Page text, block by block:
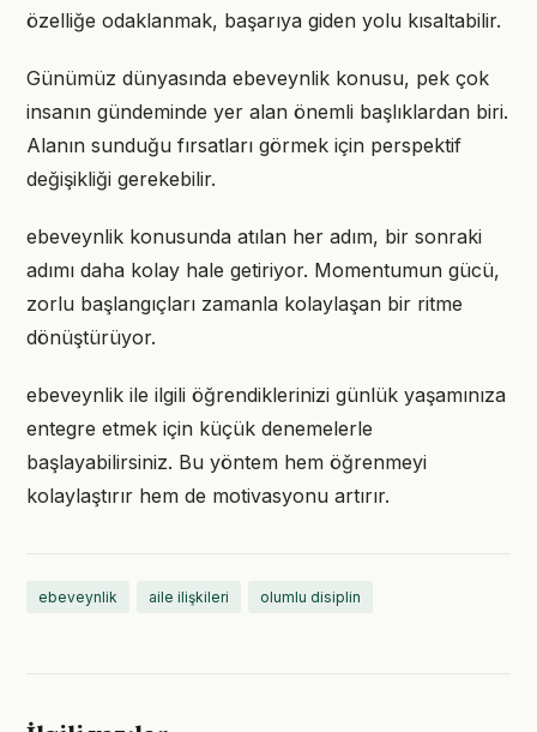
özelliğe odaklanmak, başarıya giden yolu kısaltabilir.
Günümüz dünyasında ebeveynlik konusu, pek çok
insanın gündeminde yer alan önemli başlıklardan biri.
Alanın sunduğu fırsatları görmek için perspektif
değişikliği gerekebilir.
ebeveynlik konusunda atılan her adım, bir sonraki
adımı daha kolay hale getiriyor. Momentumun gücü,
zorlu başlangıçları zamanla kolaylaşan bir ritme
dönüştürüyor.
ebeveynlik ile ilgili öğrendiklerinizi günlük yaşamınıza
entegre etmek için küçük denemelerle
başlayabilirsiniz. Bu yöntem hem öğrenmeyi
kolaylaştırır hem de motivasyonu artırır.
ebeveynlik aile ilişkileri olumlu disiplin